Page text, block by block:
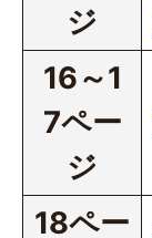
ジ
16～1
7ペー
ジ
18ペー